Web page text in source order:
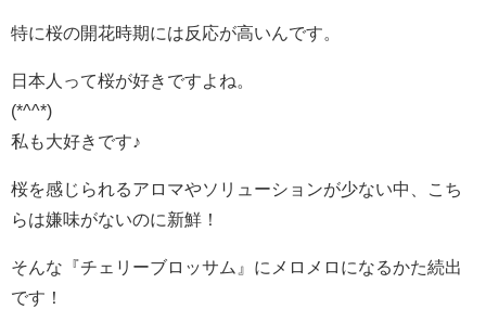
特に桜の開花時期には反応が高いんです。
日本人って桜が好きですよね。
(*^^*)
私も大好きです♪
桜を感じられるアロマやソリューションが少ない中、こち
らは嫌味がないのに新鮮！
そんな『チェリーブロッサム』にメロメロになるかた続出
です！